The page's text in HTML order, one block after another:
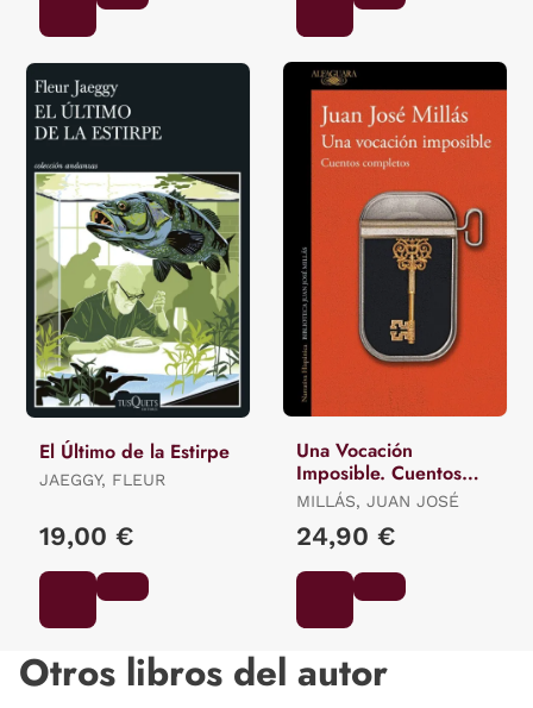
El Último de la Estirpe
JAEGGY, FLEUR
19,00 €
Una Vocación
Imposible. Cuentos
Completos
MILLÁS, JUAN JOSÉ
24,90 €
Otros libros del autor